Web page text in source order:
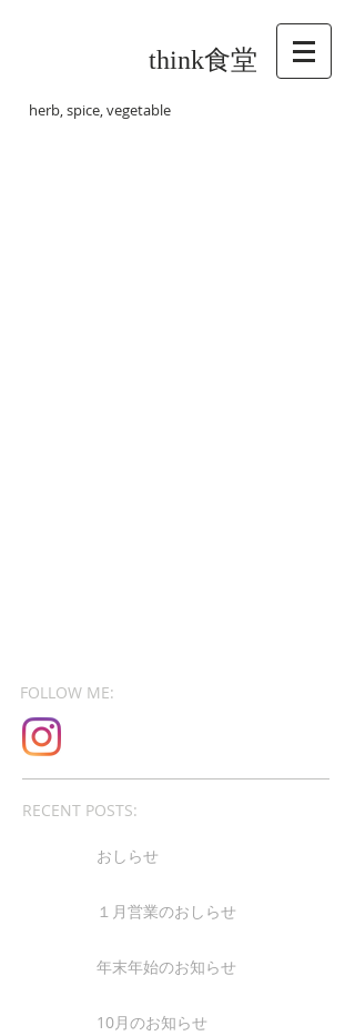
think食堂
herb, spice, vegetable
RECENT POSTS:
FOLLOW ME:
おしらせ
１月営業のおしらせ
年末年始のお知らせ
10月のお知らせ